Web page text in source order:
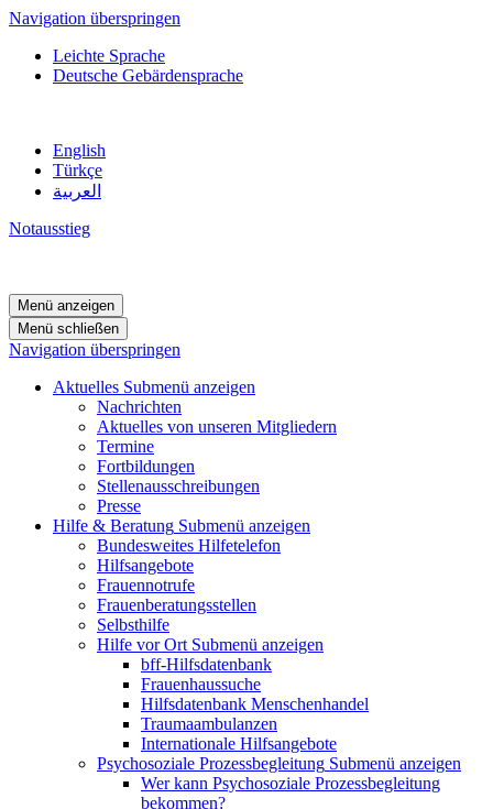
Navigation überspringen
Leichte Sprache
Deutsche Gebärdensprache
English
Türkçe
العربية
Notausstieg
Menü anzeigen
Menü schließen
Navigation überspringen
Aktuelles Submenü anzeigen
Nachrichten
Aktuelles von unseren Mitgliedern
Termine
Fortbildungen
Stellenausschreibungen
Presse
Hilfe & Beratung Submenü anzeigen
Bundesweites Hilfetelefon
Hilfsangebote
Frauennotrufe
Frauenberatungsstellen
Selbsthilfe
Hilfe vor Ort Submenü anzeigen
bff-Hilfsdatenbank
Frauenhaussuche
Hilfsdatenbank Menschenhandel
Traumaambulanzen
Internationale Hilfsangebote
Psychosoziale Prozessbegleitung Submenü anzeigen
Wer kann Psychosoziale Prozessbegleitung
bekommen?